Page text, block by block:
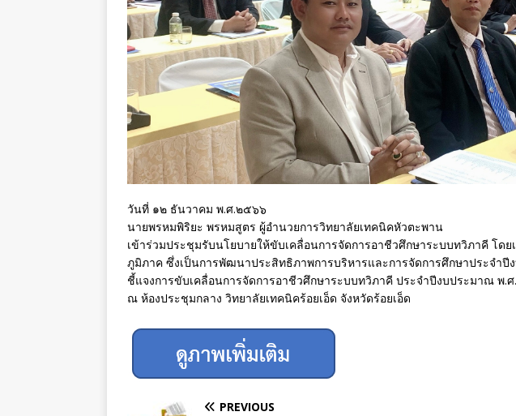
วันที่ ๑๒ ธันวาคม พ.ศ.๒๕๖๖
นายพรหมพิริยะ พรหมสูตร ผู้อำนวยการวิทยาลัยเทคนิคหัวตะพาน
เข้าร่วมประชุมรับนโยบายให้ขับเคลื่อนการจัดการอาชีวศึกษาระบบทวิภาคี โด
ภูมิภาค ซึ่งเป็นการพัฒนาประสิทธิภาพการบริหารและการจัดการศึกษาประจำปี
ชี้แจงการขับเคลื่อนการจัดการอาชีวศึกษาระบบทวิภาคี ประจำปีงบประมาณ พ.ศ
ณ ห้องประชุมกลาง วิทยาลัยเทคนิคร้อยเอ็ด จังหวัดร้อยเอ็ด
PREVIOUS